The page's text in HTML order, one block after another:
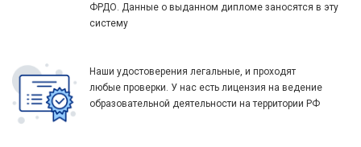
ФРДО. Данные о выданном дипломе заносятся в эту
систему
Наши удостоверения легальные, и проходят
любые проверки. У нас есть лицензия на ведение
образовательной деятельности на территории РФ